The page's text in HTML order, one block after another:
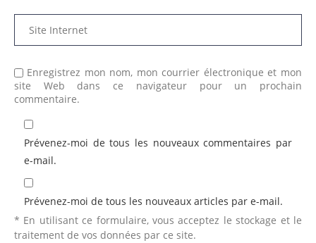
Enregistrez mon nom, mon courrier électronique et mon
site Web dans ce navigateur pour un prochain
commentaire.
Prévenez-moi de tous les nouveaux commentaires par
e-mail.
Prévenez-moi de tous les nouveaux articles par e-mail.
* En utilisant ce formulaire, vous acceptez le stockage et le
traitement de vos données par ce site.